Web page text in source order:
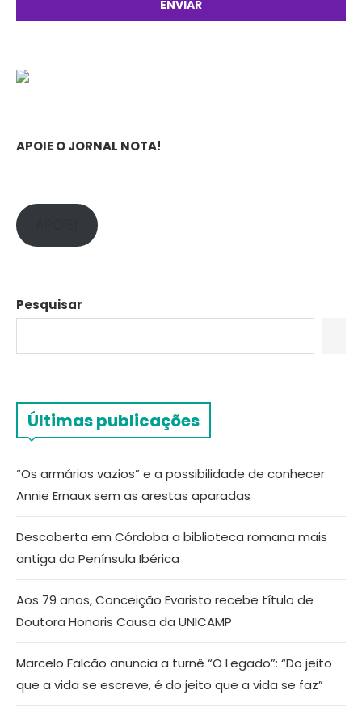
APOIE O JORNAL NOTA!
Pesquisar
Últimas publicações
“Os armários vazios” e a possibilidade de conhecer
Annie Ernaux sem as arestas aparadas
Descoberta em Córdoba a biblioteca romana mais
antiga da Península Ibérica
Aos 79 anos, Conceição Evaristo recebe título de
Doutora Honoris Causa da UNICAMP
Marcelo Falcão anuncia a turnê “O Legado”: “Do jeito
que a vida se escreve, é do jeito que a vida se faz”